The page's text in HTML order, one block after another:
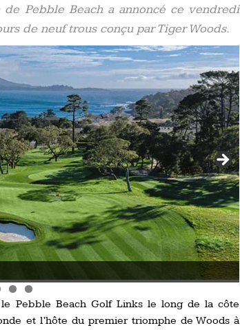
Pebble Beach a annoncé ce vendredi
de neuf trous conçu par Tiger Woods.
Pebble Beach Golf Links le long de la côte
et l’hôte du premier triomphe de Woods à